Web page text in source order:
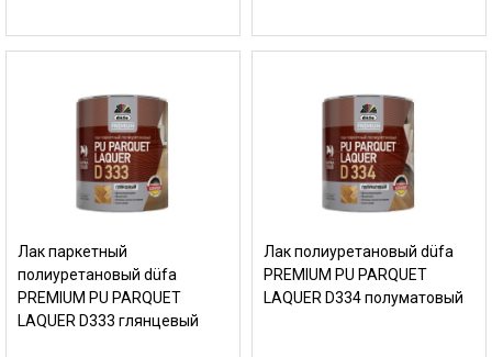
Лак паркетный
полиуретановый düfa
PREMIUM PU PARQUET
LAQUER D333 глянцевый
Лак полиуретановый düfa
PREMIUM PU PARQUET
LAQUER D334 полуматовый